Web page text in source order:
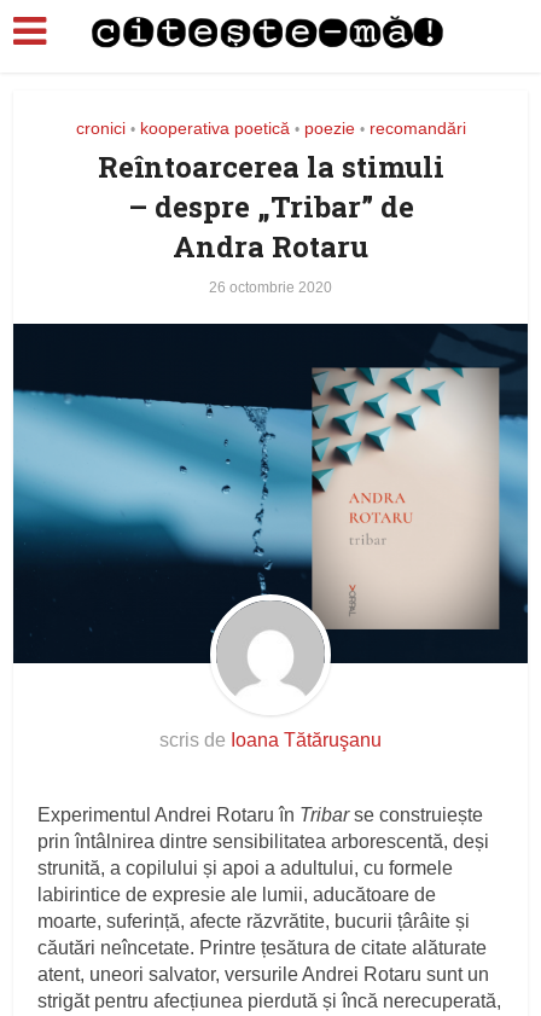
cronici • kooperativa poetică • poezie • recomandări
Reîntoarcerea la stimuli
– despre „Tribar” de
Andra Rotaru
26 octombrie 2020
scris de Ioana Tătăruşanu
Experimentul Andrei Rotaru în Tribarse construiește
prin întâlnirea dintre sensibilitatea arborescentă, deși
strunită, a copilului și apoi a adultului, cu formele
labirintice de expresie ale lumii, aducătoare de
moarte, suferință, afecte răzvrătite, bucurii țârâite și
căutări neîncetate. Printre țesătura de citate alăturate
atent, uneori salvator, versurile Andrei Rotaru sunt un
strigăt pentru afecțiunea pierdută și încă nerecuperată,